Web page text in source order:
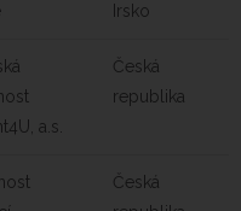
Irsko
a.s.
Česká
republika
Česká